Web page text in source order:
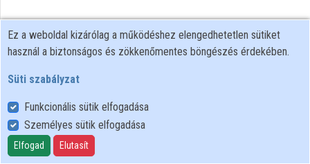
Felhasználói szabályzat
Adatkezelési tájékoztató
Süti szabályzat
Ez a weboldal kizárólag a működéshez elengedhetetlen sütiket
használ a biztonságos és zökkenőmentes böngészés érdekében.
Süti szabályzat
Funkcionális sütik elfogadása
Személyes sütik elfogadása
Elfogad Elutasít